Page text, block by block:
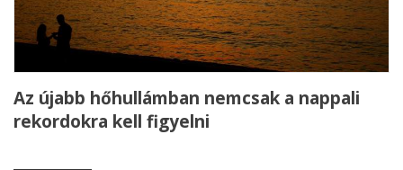
Az újabb hőhullámban nemcsak a nappali
rekordokra kell figyelni